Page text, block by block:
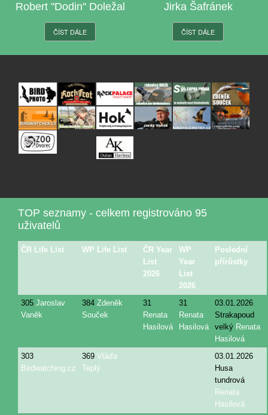
Robert "Dodin" Doležal
ČÍST DÁLE
Jirka Šafránek
ČÍST DÁLE
TOP seznamy - celkem registrováno 95
uživatelů
ČR Life List WP Life List
ČR Year
List
2026
WP
Year
List
2026
Poslední
přírůstky
305 Jaroslav
Vaněk
384 Zdeněk
Souček
31
Renata
Hasilová
31
Renata
Hasilová
03.01.2026
Strakapoud
velký Renata
Hasilová
303
Birdwatching.cz
369 Vláďa
Teplý
03.01.2026
Husa
tundrová
Renata
Hasilová